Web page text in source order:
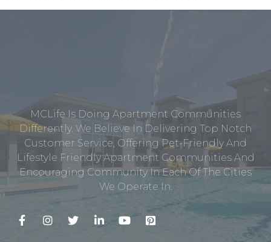
MCLife Is Doing Apartment Communities
Differently. We Believe In Delivering Top Notch
Customer Service, Offering Pet-Friendly And
Lifestyle Friendly Apartment Communities And
Encouraging Community In Each Of The Cities
We Operate In.